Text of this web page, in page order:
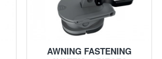
AWNING FASTENING